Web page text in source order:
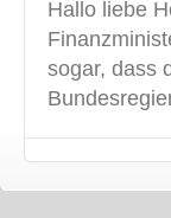
Hallo liebe
sogar, dass